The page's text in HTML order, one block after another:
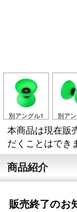
別アングル1 別ア
本商品は現在販
だくことはでき
商品紹介
販売終了のお